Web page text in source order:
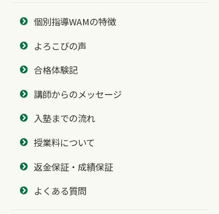
個別指導WAMの特徴
よろこびの声
合格体験記
講師からのメッセージ
入塾までの流れ
授業料について
返金保証・成績保証
よくある質問